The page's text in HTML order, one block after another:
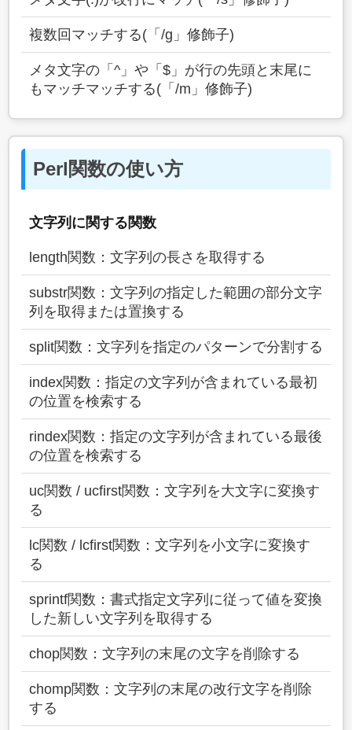
複数回マッチする(「/g」修飾子)
メタ文字の「^」や「$」が行の先頭と末尾に
もマッチマッチする(「/m」修飾子)
Perl関数の使い方
文字列に関する関数
length関数：文字列の長さを取得する
substr関数：文字列の指定した範囲の部分文字
列を取得または置換する
split関数：文字列を指定のパターンで分割する
index関数：指定の文字列が含まれている最初
の位置を検索する
rindex関数：指定の文字列が含まれている最後
の位置を検索する
uc関数 / ucfirst関数：文字列を大文字に変換す
る
lc関数 / lcfirst関数：文字列を小文字に変換す
る
sprintf関数：書式指定文字列に従って値を変換
した新しい文字列を取得する
chop関数：文字列の末尾の文字を削除する
chomp関数：文字列の末尾の改行文字を削除
する